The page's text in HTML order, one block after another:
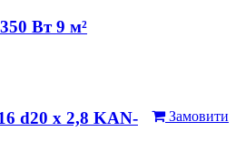
Вт 9 м²
Замовити
d20 х 2,8 KAN-